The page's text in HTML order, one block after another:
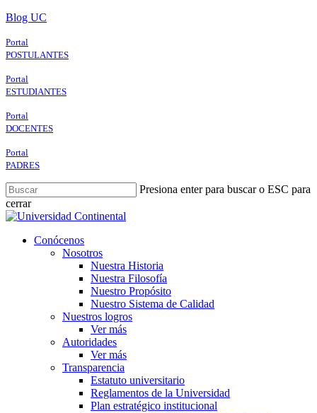
Skip
main
content
Blog UC
Portal
POSTULANTES
Portal
ESTUDIANTES
Portal
DOCENTES
Portal
PADRES
Presiona enter para buscar o ESC para
cerrar
Close
search
Menu
Conócenos
Nosotros
Nuestra Historia
Nuestra Filosofía
Nuestro Propósito
Nuestro Sistema de Calidad
Nuestros logros
Ver más
Autoridades
Ver más
Transparencia
Estatuto universitario
Reglamentos de la Universidad
Plan estratégico institucional